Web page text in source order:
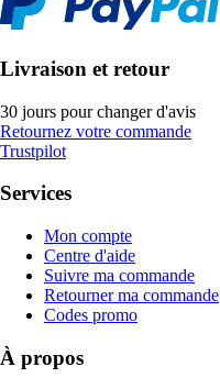
Livraison et retour
30 jours pour changer d'avis
Retournez votre commande
Trustpilot
Services
Mon compte
Centre d'aide
Suivre ma commande
Retourner ma commande
Codes promo
À propos